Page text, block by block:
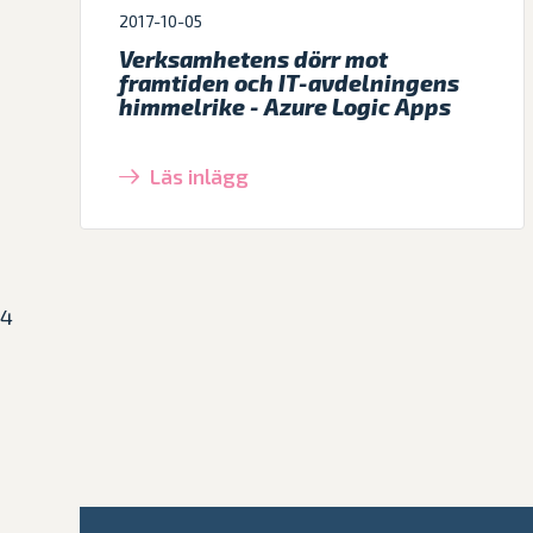
2017-10-05
Verksamhetens dörr mot
framtiden och IT-avdelningens
himmelrike - Azure Logic Apps
Läs inlägg
4